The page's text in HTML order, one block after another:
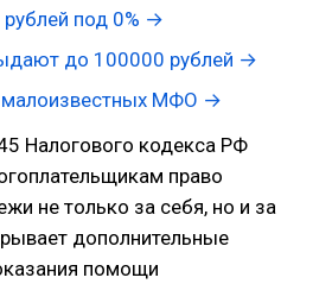
под 0% →
до 100000 рублей →
малоизвестных МФО →
Налогового кодекса РФ
право
не только за себя, но и за
дополнительные
помощи